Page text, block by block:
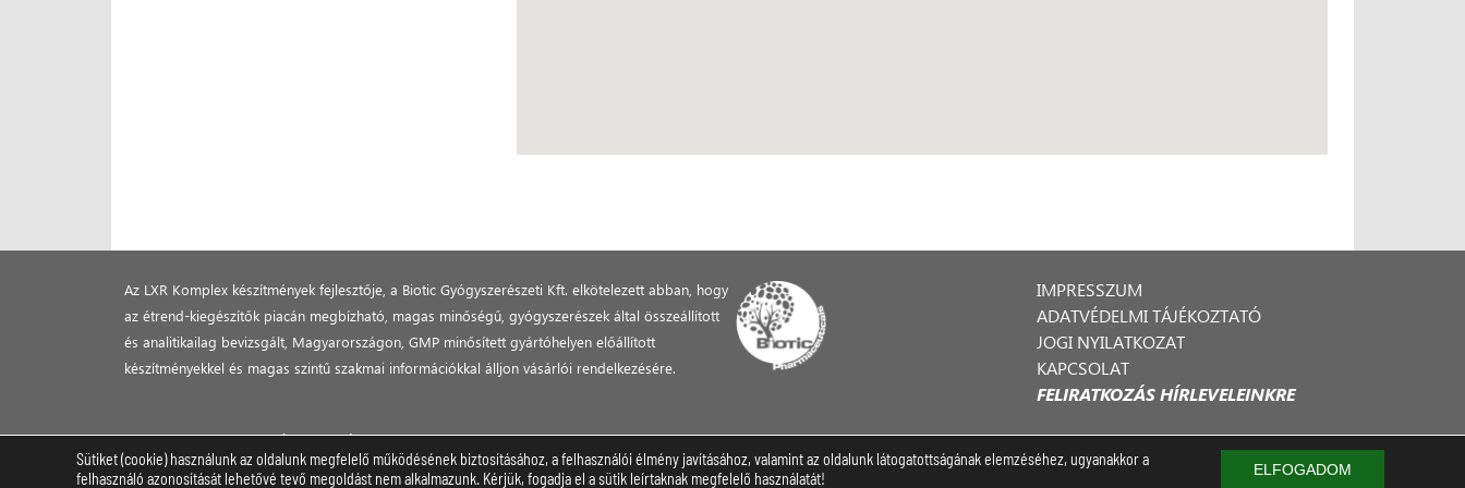
Az LXR Komplex készítmények fejlesztője, a Biotic Gyógyszerészeti Kft. elkötelezett abban, hogy
az étrend-kiegészítők piacán megbízható, magas minőségű, gyógyszerészek által összeállított
és analitikailag bevizsgált, Magyarországon, GMP minősített gyártóhelyen előállított
készítményekkel és magas szintű szakmai információkkal álljon vásárlói rendelkezésére.
IMPRESSZUM
ADATVÉDELMI TÁJÉKOZTATÓ
JOGI NYILATKOZAT
KAPCSOLAT
FELIRATKOZÁS HÍRLEVELEINKRE
© 2023 BIOTIC GYÓGYSZERÉSZETI KFT.
Sütiket (cookie) használunk az oldalunk megfelelő működésének biztosításához, a felhasználói élmény javításához, valamint az oldalunk látogatottságának elemzéséhez, ugyanakkor a
felhasználó azonosítását lehetővé tevő megoldást nem alkalmazunk. Kérjük, fogadja el a sütik leírtaknak megfelelő használatát!
ELFOGADOM